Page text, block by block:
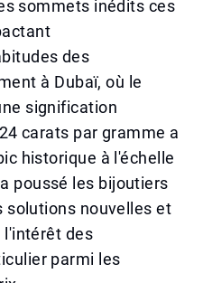
sommets inédits ces
des
à Dubaï, où le
signification
carats par gramme a
historique à l'échelle
poussé les bijoutiers
solutions nouvelles et
l'intérêt des
parmi les